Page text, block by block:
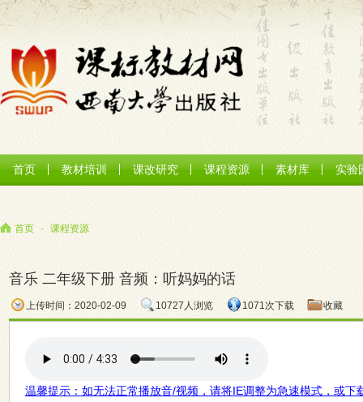
首页 教材培训 课改研究 课程资源 素材库 实验
首页 - 课程资源
音乐 二年级下册 音频：听妈妈的话
上传时间：2020-02-09 10727人浏览 1071次下载 收藏
温馨提示：如无法正常播放音/视频，请将IE调整为急速模式，或下